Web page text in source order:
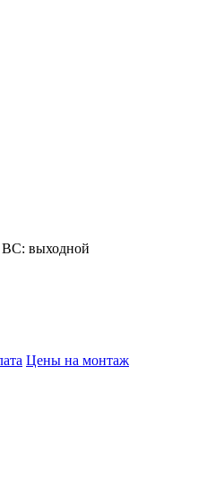
выходной
Цены на монтаж